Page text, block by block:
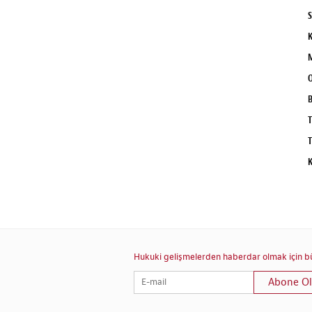
Hukuki gelişmelerden haberdar olmak için
Abone Ol